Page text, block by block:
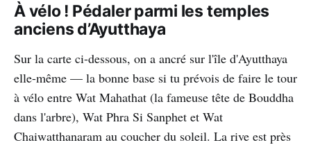
À vélo ! Pédaler parmi les temples
anciens d’Ayutthaya
Sur la carte ci-dessous, on a ancré sur l'île d'Ayutthaya
elle-même — la bonne base si tu prévois de faire le tour
à vélo entre Wat Mahathat (la fameuse tête de Bouddha
dans l'arbre), Wat Phra Si Sanphet et Wat
Chaiwatthanaram au coucher du soleil. La rive est près